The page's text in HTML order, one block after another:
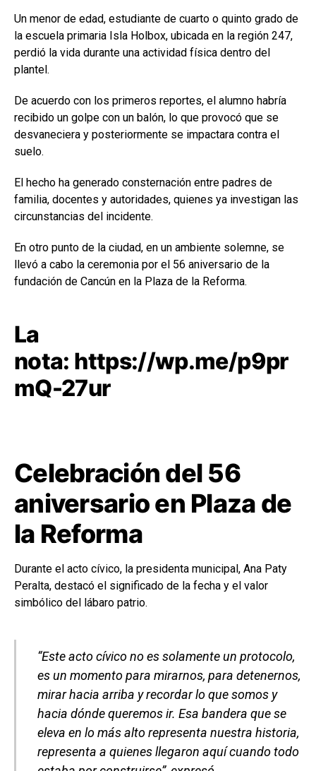
Un menor de edad, estudiante de cuarto o quinto grado de
la escuela primaria Isla Holbox, ubicada en la región 247,
perdió la vida durante una actividad física dentro del
plantel.
De acuerdo con los primeros reportes, el alumno habría
recibido un golpe con un balón, lo que provocó que se
desvaneciera y posteriormente se impactara contra el
suelo.
El hecho ha generado consternación entre padres de
familia, docentes y autoridades, quienes ya investigan las
circunstancias del incidente.
En otro punto de la ciudad, en un ambiente solemne, se
llevó a cabo la ceremonia por el 56 aniversario de la
fundación de Cancún en la Plaza de la Reforma.
La
nota: https://wp.me/p9pr
mQ-27ur
Celebración del 56
aniversario en Plaza de
la Reforma
Durante el acto cívico, la presidenta municipal, Ana Paty
Peralta, destacó el significado de la fecha y el valor
simbólico del lábaro patrio.
“Este acto cívico no es solamente un protocolo,
es un momento para mirarnos, para detenernos,
mirar hacia arriba y recordar lo que somos y
hacia dónde queremos ir. Esa bandera que se
eleva en lo más alto representa nuestra historia,
representa a quienes llegaron aquí cuando todo